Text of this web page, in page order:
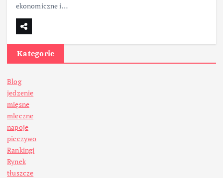
ekonomiczne i…
Kategorie
Blog
jedzenie
mięsne
mleczne
napoje
pieczywo
Rankingi
Rynek
tłuszcze